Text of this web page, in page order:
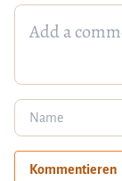
Kommentieren